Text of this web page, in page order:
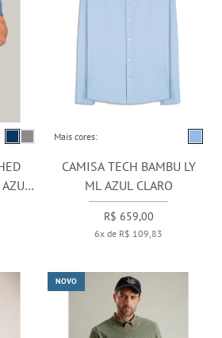
Mais cores:
CAMISA TECH BAMBU LY
ML AZUL CLARO
R$ 659,00
6x de R$ 109,83
NOVO